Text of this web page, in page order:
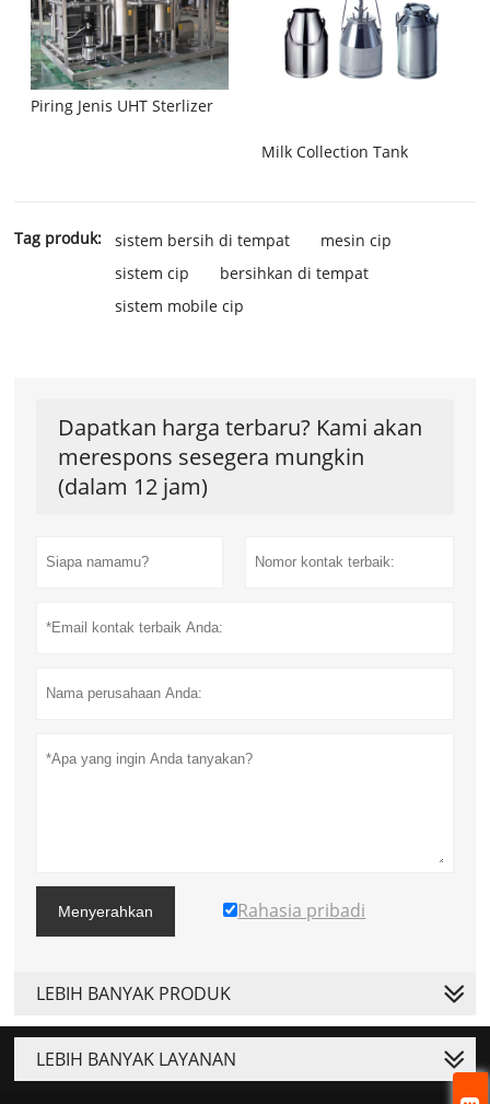
Piring Jenis UHT Sterlizer
Milk Collection Tank
Tag produk: sistem bersih di tempat
mesin cip
sistem cip
bersihkan di tempat
sistem mobile cip
Dapatkan harga terbaru? Kami akan
merespons sesegera mungkin
(dalam 12 jam)
Menyerahkan Rahasia pribadi
LEBIH BANYAK PRODUK
LEBIH BANYAK LAYANAN